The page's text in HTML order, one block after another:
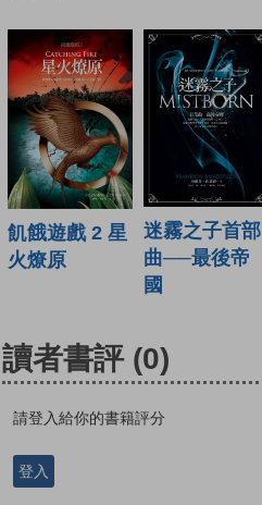
飢餓遊戲 2 星
火燎原
迷霧之子首部
曲──最後帝
國
讀者書評 (0)
請登入給你的書籍評分
登入